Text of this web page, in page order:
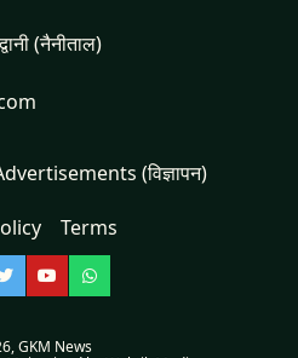
(नैनीताल)
(विज्ञापन)
Terms
TwitterYouTubeWhatsApp
GKM News